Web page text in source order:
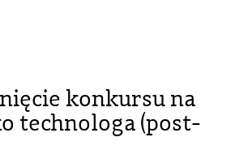
konkursu na
technologa (post-